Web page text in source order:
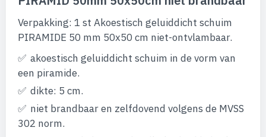
begin
afbeeldingen-
Verpakking: 1 st Akoestisch geluiddicht schuim
PIRAMIDE 50 mm 50x50 cm niet-ontvlambaar.
akoestisch geluiddicht schuim in de vorm van
een piramide.
dikte: 5 cm.
niet brandbaar en zelfdovend volgens de MVSS
302 norm.